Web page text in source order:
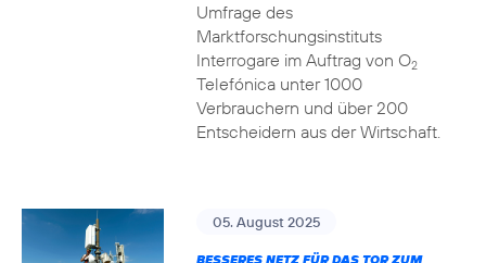
Umfrage des
Marktforschungsinstituts
Interrogare im Auftrag von O2
Telefónica unter 1000
Verbrauchern und über 200
Entscheidern aus der Wirtschaft.
05. August 2025
BESSERES NETZ FÜR DAS TOR ZUM